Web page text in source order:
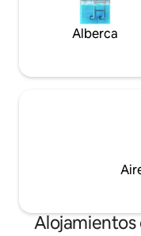
Alberca
Alojamientos